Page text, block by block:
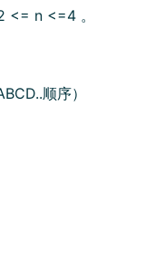
<= n <=4 。
顺序）